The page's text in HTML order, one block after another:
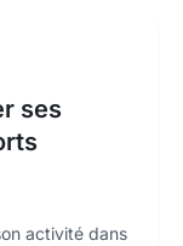
ses
activité dans